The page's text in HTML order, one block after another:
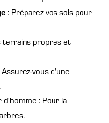
: Préparez vos sols pour
terrains propres et
Assurez-vous d'une
d'homme : Pour la